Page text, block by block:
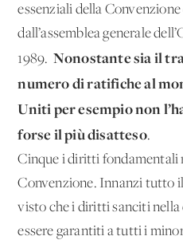
essenziali della
dall’assemblea generale
1989. Nonostante sia il
numero di ratifiche al
Uniti per esempio non
forse il più disatteso.
Cinque i diritti fondamentali
Convenzione. Innanzi tutto
visto che i diritti sanciti
essere garantiti a tutti i